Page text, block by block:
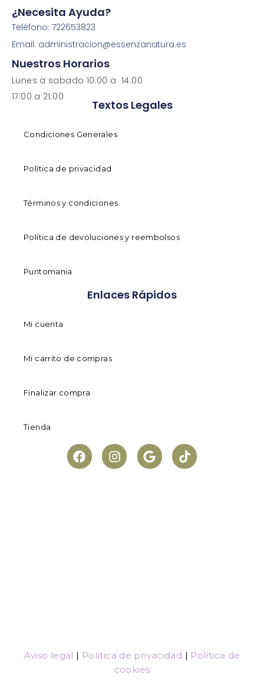
¿Necesita Ayuda?
Teléfono: 722653823
Email: administracion@essenzanatura.es
Nuestros Horarios
Lunes a sabado 10:00 a 14:00
17:00 a 21:00
Textos Legales
Condiciones Generales
Política de privacidad
Términos y condiciones
Política de devoluciones y reembolsos
Puntomania
Enlaces Rápidos
Mi cuenta
Mi carrito de compras
Finalizar compra
Tienda
Aviso legal | Política de privacidad | Política de
cookies